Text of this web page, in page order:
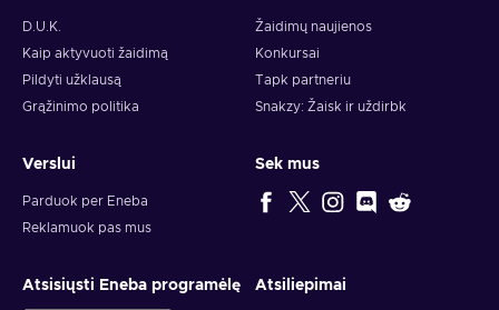
D.U.K.
Kaip aktyvuoti žaidimą
Pildyti užklausą
Grąžinimo politika
Žaidimų naujienos
Konkursai
Tapk partneriu
Snakzy: Žaisk ir uždirbk
Verslui
Parduok per Eneba
Reklamuok pas mus
Sek mus
Atsisiųsti Eneba programėlę Atsiliepimai